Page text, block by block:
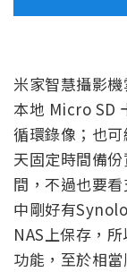
米家智慧攝影
本地 Micro SD
循環錄像；也
天固定時間備
間，不過也要
中剛好有
NAS上保存，
功能，至於相